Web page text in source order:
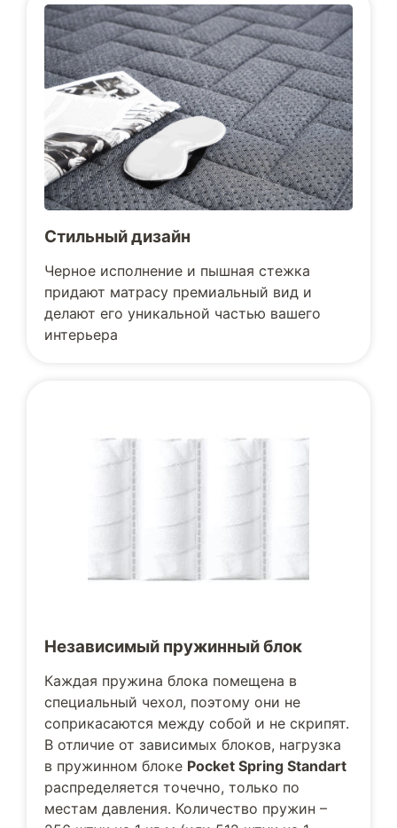
Стильный дизайн
Черное исполнение и пышная стежка
придают матрасу премиальный вид и
делают его уникальной частью вашего
интерьера
Независимый пружинный блок
Каждая пружина блока помещена в
специальный чехол, поэтому они не
соприкасаются между собой и не скрипят.
В отличие от зависимых блоков, нагрузка
в пружинном блоке Pocket Spring Standart
распределяется точечно, только по
местам давления. Количество пружин –